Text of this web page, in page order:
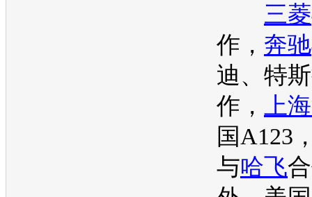
三菱
作， 奔驰
迪、特
作，
上
国A123
与哈飞